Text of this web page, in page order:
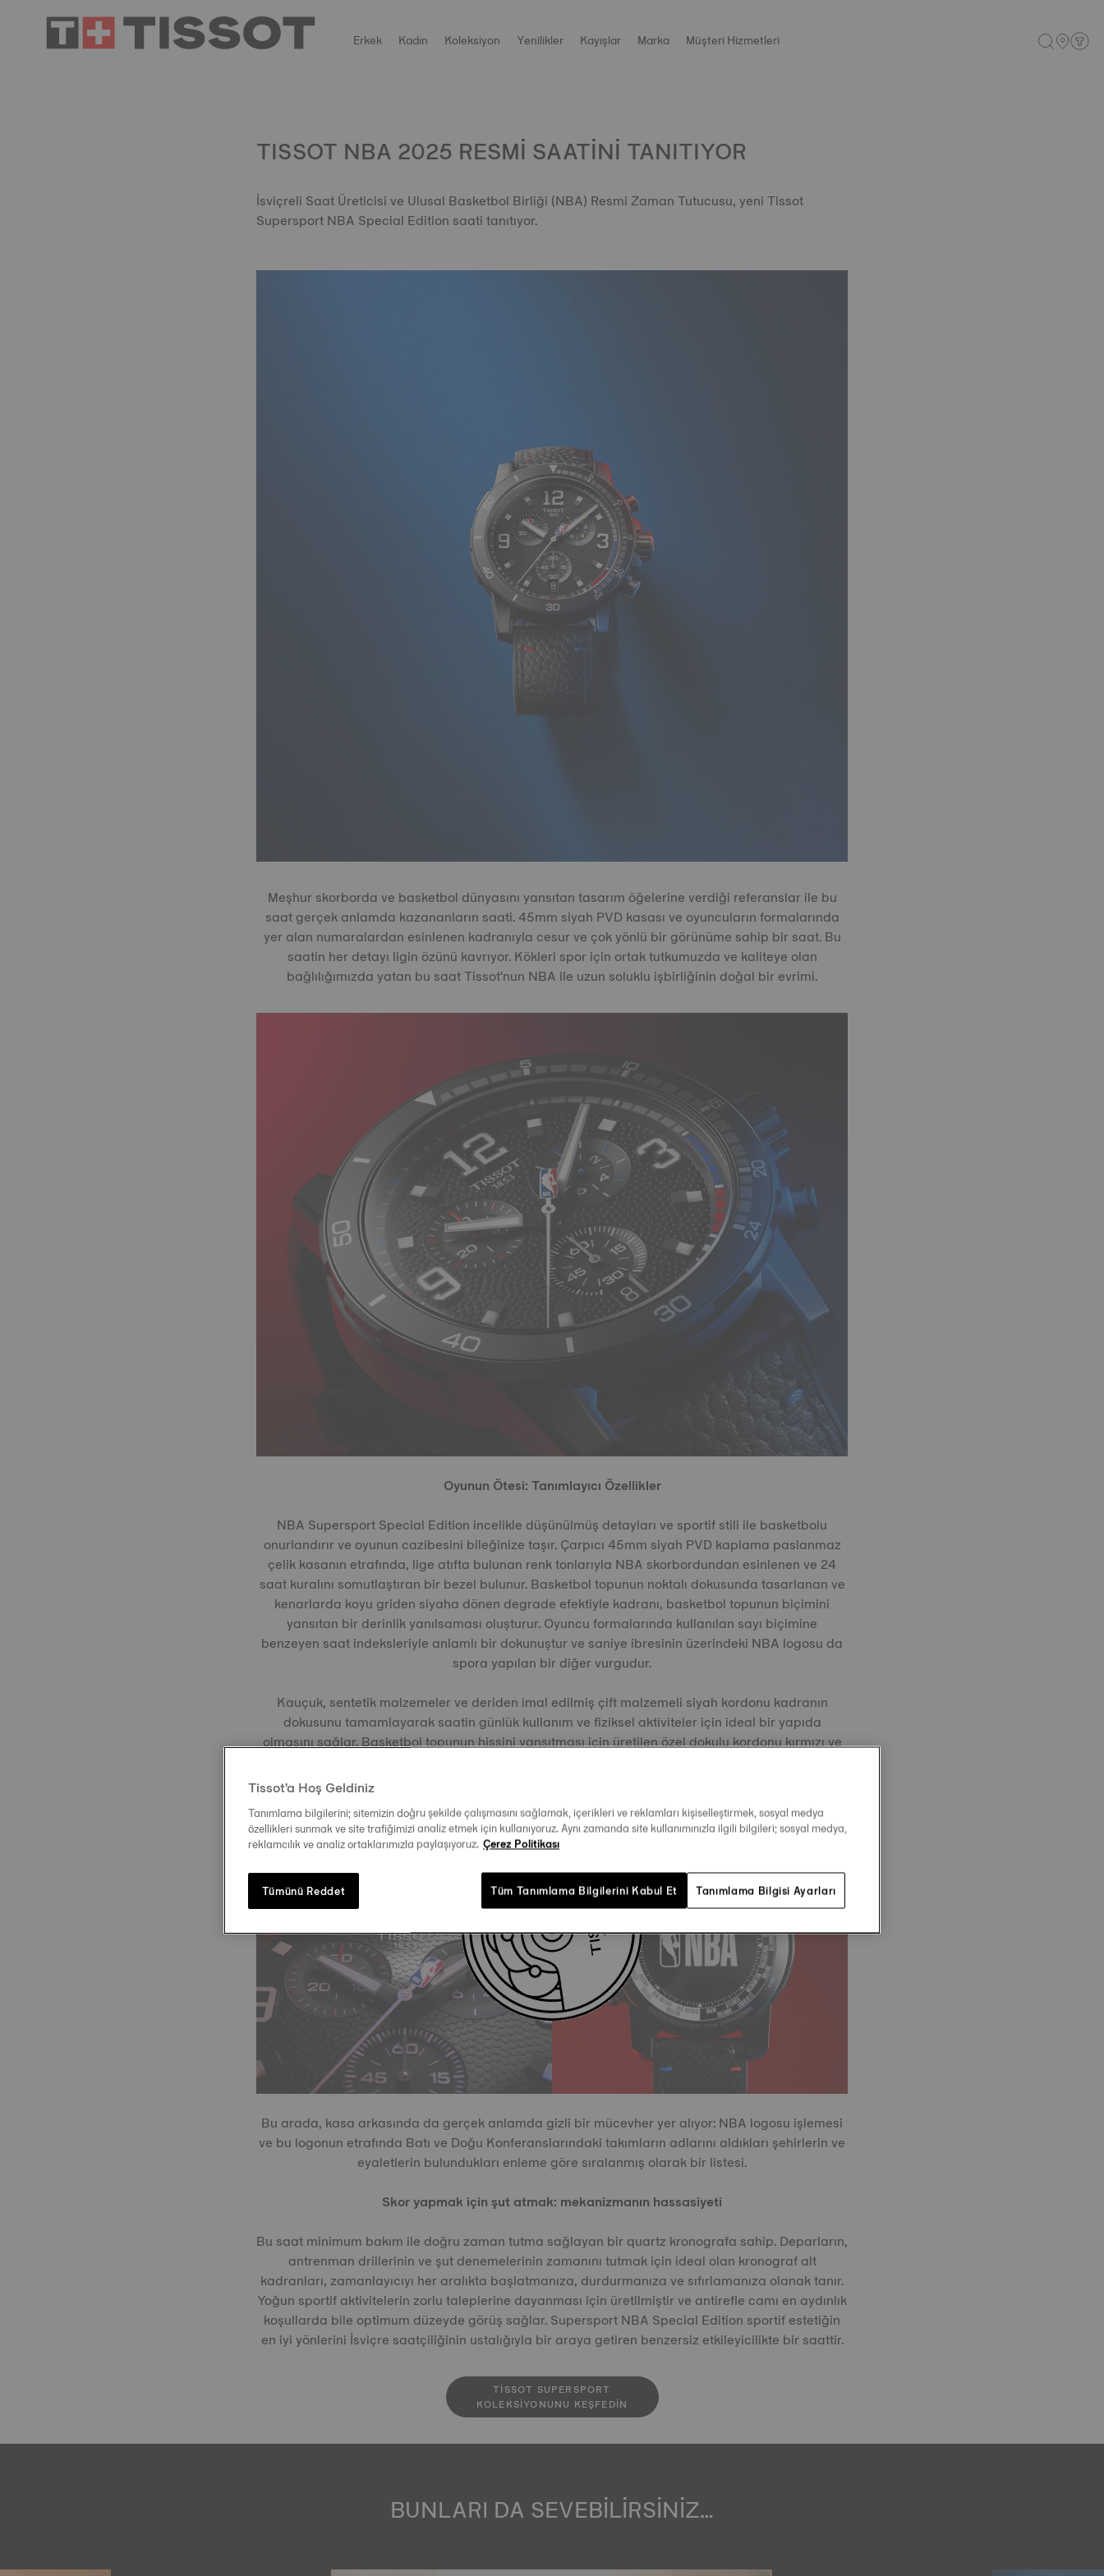
Erkek Kadın Koleksiyon Yenilikler Kayışlar Marka Müşteri Hizmetleri
TISSOT NBA 2025 RESMİ SAATİNİ TANITIYOR
İsviçreli Saat Üreticisi ve Ulusal Basketbol Birliği (NBA) Resmi Zaman Tutucusu, yeni Tissot
Supersport NBA Special Edition saati tanıtıyor.
Meşhur skorborda ve basketbol dünyasını yansıtan tasarım öğelerine verdiği referanslar ile bu
saat gerçek anlamda kazananların saati. 45mm siyah PVD kasası ve oyuncuların formalarında
yer alan numaralardan esinlenen kadranıyla cesur ve çok yönlü bir görünüme sahip bir saat. Bu
saatin her detayı ligin özünü kavrıyor. Kökleri spor için ortak tutkumuzda ve kaliteye olan
bağlılığımızda yatan bu saat Tissot'nun NBA ile uzun soluklu işbirliğinin doğal bir evrimi.
Oyunun Ötesi: Tanımlayıcı Özellikler
NBA Supersport Special Edition incelikle düşünülmüş detayları ve sportif stili ile basketbolu
onurlandırır ve oyunun cazibesini bileğinize taşır. Çarpıcı 45mm siyah PVD kaplama paslanmaz
çelik kasanın etrafında, lige atıfta bulunan renk tonlarıyla NBA skorbordundan esinlenen ve 24
saat kuralını somutlaştıran bir bezel bulunur. Basketbol topunun noktalı dokusunda tasarlanan ve
kenarlarda koyu griden siyaha dönen degrade efektiyle kadranı, basketbol topunun biçimini
yansıtan bir derinlik yanılsaması oluşturur. Oyuncu formalarında kullanılan sayı biçimine
benzeyen saat indeksleriyle anlamlı bir dokunuştur ve saniye ibresinin üzerindeki NBA logosu da
spora yapılan bir diğer vurgudur.
Kauçuk, sentetik malzemeler ve deriden imal edilmiş çift malzemeli siyah kordonu kadranın
dokusunu tamamlayarak saatin günlük kullanım ve fiziksel aktiviteler için ideal bir yapıda
olmasını sağlar. Basketbol topunun hissini yansıtması için üretilen özel dokulu kordonu kırmızı ve
Bu arada, kasa arkasında da gerçek anlamda gizli bir mücevher yer alıyor: NBA logosu işlemesi
ve bu logonun etrafında Batı ve Doğu Konferanslarındaki takımların adlarını aldıkları şehirlerin ve
eyaletlerin bulundukları enleme göre sıralanmış olarak bir listesi.
Skor yapmak için şut atmak: mekanizmanın hassasiyeti
Bu saat minimum bakım ile doğru zaman tutma sağlayan bir quartz kronografa sahip. Deparların,
antrenman drillerinin ve şut denemelerinin zamanını tutmak için ideal olan kronograf alt
kadranları, zamanlayıcıyı her aralıkta başlatmanıza, durdurmanıza ve sıfırlamanıza olanak tanır.
Yoğun sportif aktivitelerin zorlu taleplerine dayanması için üretilmiştir ve antirefle camı en aydınlık
koşullarda bile optimum düzeyde görüş sağlar. Supersport NBA Special Edition sportif estetiğin
en iyi yönlerini İsviçre saatçiliğinin ustalığıyla bir araya getiren benzersiz etkileyicilikte bir saattir.
TISSOT SUPERSPORT
KOLEKSIYONUNU KEŞFEDIN
BUNLARI DA SEVEBİLİRSİNİZ…
Tissot'a Hoş Geldiniz
Tanımlama bilgilerini; sitemizin doğru şekilde çalışmasını sağlamak, içerikleri ve reklamları kişiselleştirmek, sosyal medya
özellikleri sunmak ve site trafiğimizi analiz etmek için kullanıyoruz. Aynı zamanda site kullanımınızla ilgili bilgileri; sosyal medya,
reklamcılık ve analiz ortaklarımızla paylaşıyoruz. Çerez Politikası
Tanımlama Bilgisi Ayarları
Tümünü Reddet Tüm Tanımlama Bilgilerini Kabul Et